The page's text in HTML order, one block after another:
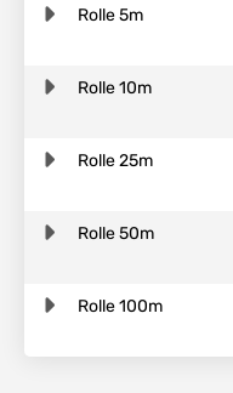
Rolle 5m
Rolle 10m
Rolle 25m
Rolle 50m
Rolle 100m